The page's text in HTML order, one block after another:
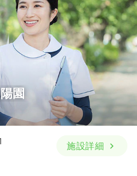
園
施設詳細